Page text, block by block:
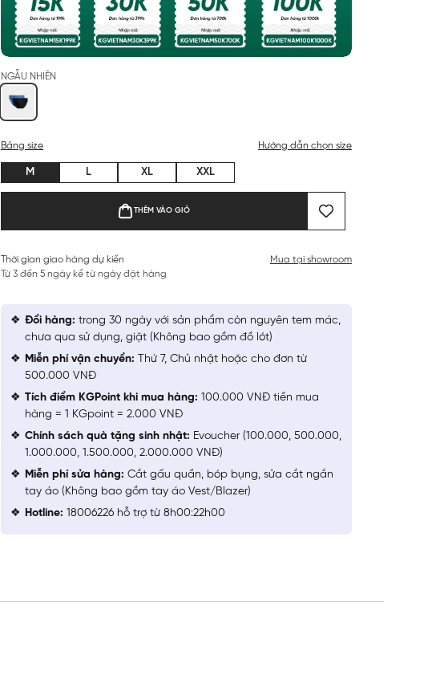
NGẪU NHIÊN
Bảng size Hướng dẫn chọn size
M L XL XXL
THÊM VÀO GIỎ
Thời gian giao hàng dự kiến
Từ 3 đến 5 ngày kể từ ngày đặt hàng
Mua tại showroom
Đổi hàng: trong 30 ngày với sản phẩm còn nguyên tem mác,
chưa qua sử dụng, giặt (Không bao gồm đồ lót)
Miễn phí vận chuyển: Thứ 7, Chủ nhật hoặc cho đơn từ
500.000 VNĐ
Tích điểm KGPoint khi mua hàng: 100.000 VNĐ tiền mua
hàng = 1 KGpoint = 2.000 VNĐ
Chính sách quà tặng sinh nhật: Evoucher (100.000, 500.000,
1.000.000, 1.500.000, 2.000.000 VNĐ)
Miễn phí sửa hàng: Cắt gấu quần, bóp bụng, sửa cắt ngắn
tay áo (Không bao gồm tay áo Vest/Blazer)
Hotline: 18006226 hỗ trợ từ 8h00:22h00